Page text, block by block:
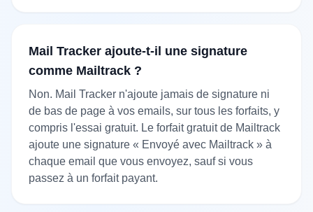
Mail Tracker ajoute-t-il une signature
comme Mailtrack ?
Non. Mail Tracker n'ajoute jamais de signature ni
de bas de page à vos emails, sur tous les forfaits, y
compris l'essai gratuit. Le forfait gratuit de Mailtrack
ajoute une signature « Envoyé avec Mailtrack » à
chaque email que vous envoyez, sauf si vous
passez à un forfait payant.